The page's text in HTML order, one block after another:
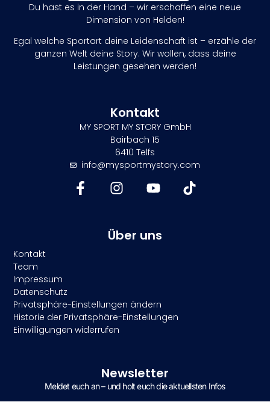
Du hast es in der Hand – wir erschaffen eine neue
Dimension von Helden!
Egal welche Sportart deine Leidenschaft ist – erzähle der
ganzen Welt deine Story. Wir wollen, dass deine
Leistungen gesehen werden!
Kontakt
MY SPORT MY STORY GmbH
Bairbach 15
6410 Telfs
info@mysportmystory.com
Über uns
Kontakt
Team
Impressum
Datenschutz
Privatsphäre-Einstellungen ändern
Historie der Privatsphäre-Einstellungen
Einwilligungen widerrufen
Newsletter
Meldet euch an – und holt euch die aktuellsten Infos